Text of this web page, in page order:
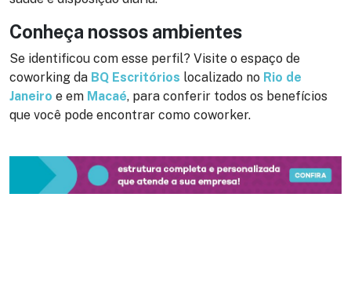
Conheça nossos ambientes
Se identificou com esse perfil? Visite o espaço de
coworking da BQ Escritórios localizado no Rio de
Janeiro e em Macaé, para conferir todos os benefícios
que você pode encontrar como coworker.